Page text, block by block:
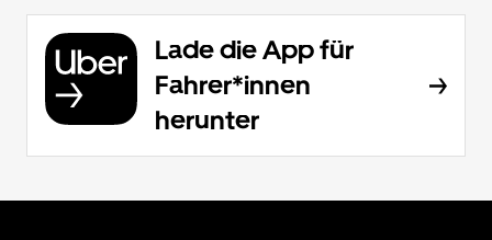
Lade die App für
Fahrer*innen
herunter